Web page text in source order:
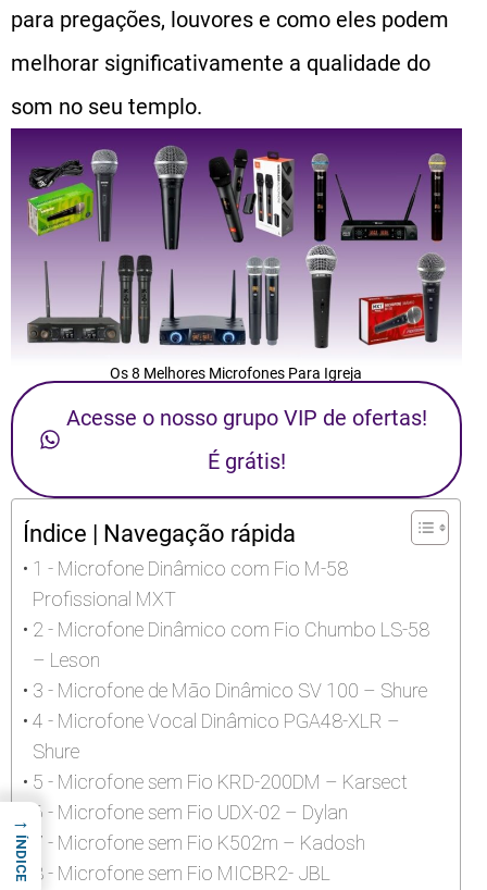
para pregações, louvores e como eles podem
melhorar significativamente a qualidade do
som no seu templo.
Os 8 Melhores Microfones Para Igreja
Acesse o nosso grupo VIP de ofertas!
É grátis!
Índice | Navegação rápida
1 - Microfone Dinâmico com Fio M-58
Profissional MXT
2 - Microfone Dinâmico com Fio Chumbo LS-58
– Leson
3 - Microfone de Mão Dinâmico SV 100 – Shure
4 - Microfone Vocal Dinâmico PGA48-XLR –
Shure
5 - Microfone sem Fio KRD-200DM – Karsect
6 - Microfone sem Fio UDX-02 – Dylan
7 - Microfone sem Fio K502m – Kadosh
8 - Microfone sem Fio MICBR2- JBL
→
ÍNDICE